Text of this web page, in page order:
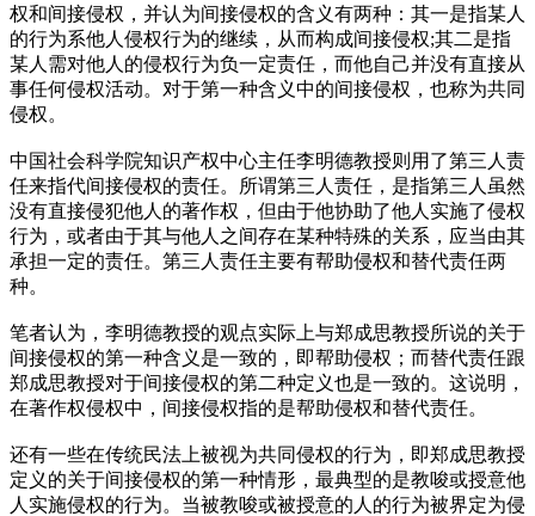
权和间接侵权，并认为间接侵权的含义有两种：其一是指某人
的行为系他人侵权行为的继续，从而构成间接侵权;其二是指
某人需对他人的侵权行为负一定责任，而他自己并没有直接从
事任何侵权活动。对于第一种含义中的间接侵权，也称为共同
侵权。
中国社会科学院知识产权中心主任李明德教授则用了第三人责
任来指代间接侵权的责任。所谓第三人责任，是指第三人虽然
没有直接侵犯他人的著作权，但由于他协助了他人实施了侵权
行为，或者由于其与他人之间存在某种特殊的关系，应当由其
承担一定的责任。第三人责任主要有帮助侵权和替代责任两
种。
笔者认为，李明德教授的观点实际上与郑成思教授所说的关于
间接侵权的第一种含义是一致的，即帮助侵权；而替代责任跟
郑成思教授对于间接侵权的第二种定义也是一致的。这说明，
在著作权侵权中，间接侵权指的是帮助侵权和替代责任。
还有一些在传统民法上被视为共同侵权的行为，即郑成思教授
定义的关于间接侵权的第一种情形，最典型的是教唆或授意他
人实施侵权的行为。当被教唆或被授意的人的行为被界定为侵